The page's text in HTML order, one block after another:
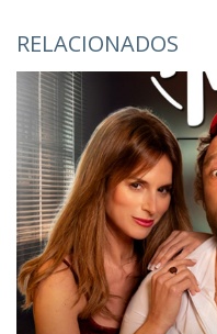
RELACIONADOS